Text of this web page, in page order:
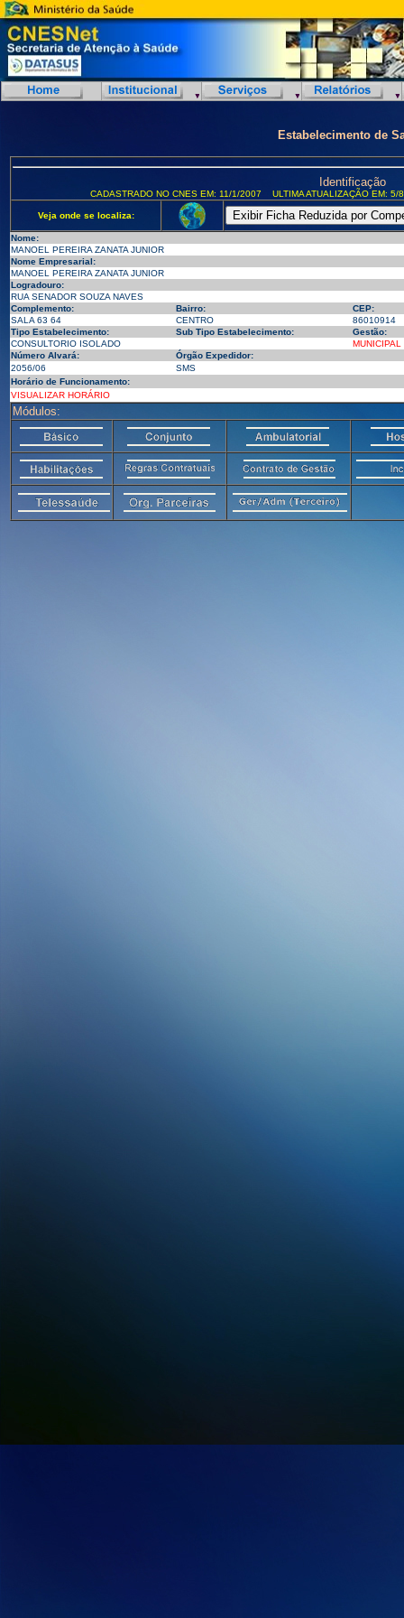
Estabelecimento de
Identificação
CADASTRADO NO CNES EM: 11/1/2007 ULTIMA ATUALIZAÇÃO EM:
Veja onde se localiza:
Nome:
MANOEL PEREIRA ZANATA JUNIOR
Nome Empresarial:
MANOEL PEREIRA ZANATA JUNIOR
Logradouro:
RUA SENADOR SOUZA NAVES
Complemento:
Bairro:
CEP:
SALA 63 64
CENTRO
86010914
Tipo Estabelecimento:
Sub Tipo Estabelecimento:
Gestão:
CONSULTORIO ISOLADO
MUNICIPAL
Número Alvará:
Órgão Expedidor:
2056/06
SMS
Horário de Funcionamento:
VISUALIZAR HORÁRIO
Módulos: